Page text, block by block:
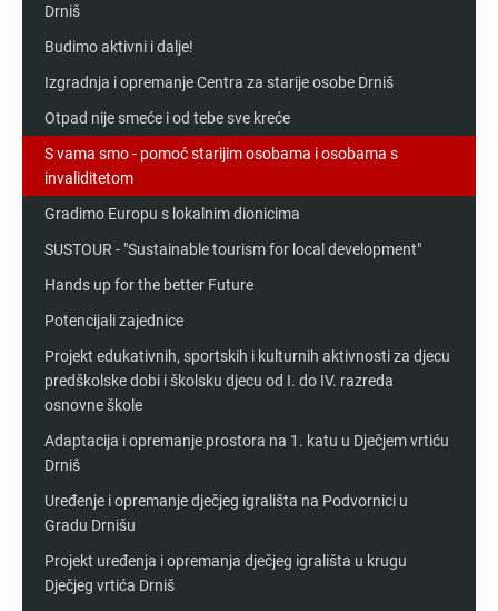
Drniš
Budimo aktivni i dalje!
Izgradnja i opremanje Centra za starije osobe Drniš
Otpad nije smeće i od tebe sve kreće
S vama smo - pomoć starijim osobama i osobama s
invaliditetom
Gradimo Europu s lokalnim dionicima
SUSTOUR - "Sustainable tourism for local development"
Hands up for the better Future
Potencijali zajednice
Projekt edukativnih, sportskih i kulturnih aktivnosti za djecu
predškolske dobi i školsku djecu od I. do IV. razreda
osnovne škole
Adaptacija i opremanje prostora na 1. katu u Dječjem vrtiću
Drniš
Uređenje i opremanje dječjeg igrališta na Podvornici u
Gradu Drnišu
Projekt uređenja i opremanja dječjeg igrališta u krugu
Dječjeg vrtića Drniš